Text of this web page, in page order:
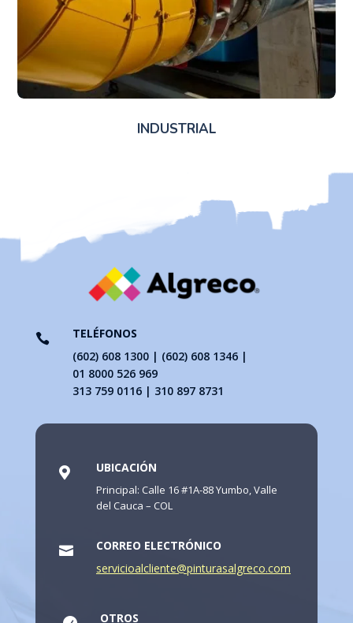
INDUSTRIAL

TELÉFONOS
(602) 608 1300 | (602) 608 1346 |
01 8000 526 969
313 759 0116 | 310 897 8731
 UBICACIÓN
Principal: Calle 16 #1A-88 Yumbo, Valle
del Cauca – COL

CORREO ELECTRÓNICO
servicioalcliente@pinturasalgreco.com
OTROS